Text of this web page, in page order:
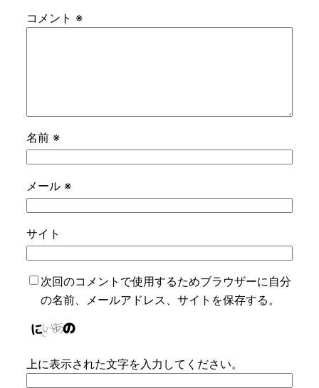
コメント ※
名前 ※
メール ※
サイト
次回のコメントで使用するためブラウザーに自分
の名前、メールアドレス、サイトを保存する。
上に表示された文字を入力してください。